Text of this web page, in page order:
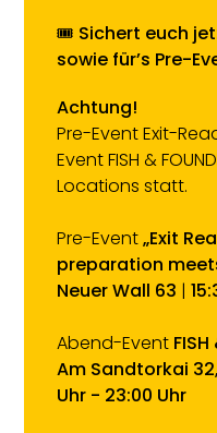
🎟️ Sichert euch
sowie für’s Pre-
Achtung!
Pre-Event Exit-
Event FISH &
Locations statt.
Pre-Event„Exit
preparation
Neuer Wall 63 |
Abend-Event FISH
Am Sandtorkai
Uhr - 23:00 Uhr